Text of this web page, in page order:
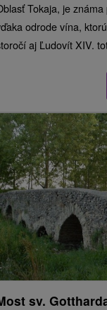
Tokaja, je
odrode vína,
aj Ľudovít XIV.
sv.